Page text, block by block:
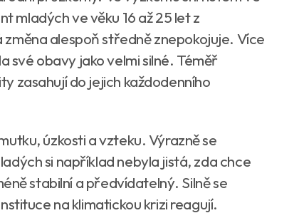
mladých ve věku 16 až 25 let z
alespoň středně znepokojuje. Více
své obavy jako velmi silné. Téměř
zasahují do jejich každodenního
úzkosti a vzteku. Výrazně se
si například nebyla jistá, zda chce
stabilní a předvídatelný. Silně se
na klimatickou krizi reagují.